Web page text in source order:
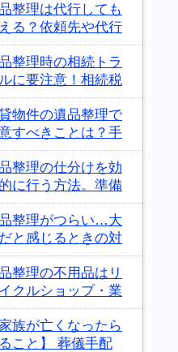
整理は代行しても
る？依頼先や代行
整理時の相続トラ
に要注意！相続税
物件の遺品整理で
すべきことは？手
整理の仕分けを効
に行う方法。準備
整理がつらい…大
と感じるときの対
整理の不用品はリ
クルショップ・業
家族が亡くなったら
こと】 葬儀手配